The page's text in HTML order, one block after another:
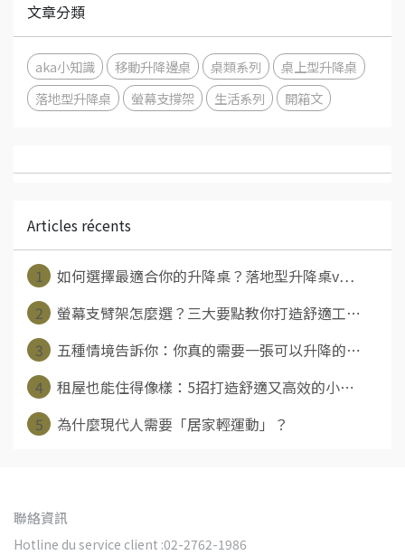
文章分類
aka小知識 移動升降邊桌 桌類系列
桌上型升降桌
落地型升降桌
螢幕支撐架 生活系列 開箱文
Articles récents
1
如何選擇最適合你的升降桌？落地型升降桌v⋯
2
螢幕支臂架怎麼選？三大要點教你打造舒適工⋯
3
五種情境告訴你：你真的需要一張可以升降的⋯
4
租屋也能住得像樣：5招打造舒適又高效的小⋯
5
為什麼現代人需要「居家輕運動」？
聯絡資訊
Hotline du service client :02-2762-1986